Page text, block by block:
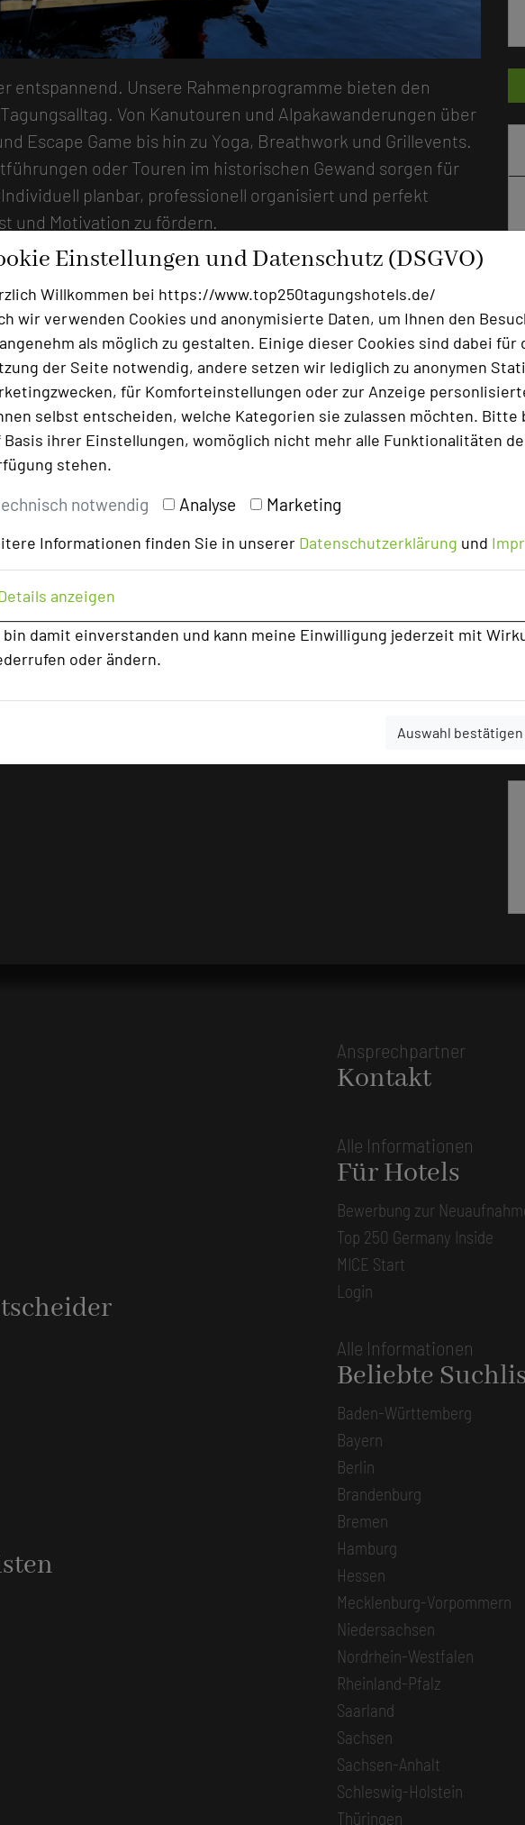
Einstellungen und Datenschutz (DSGVO)
Willkommen bei https://www.top250tagungshotels.de/
wir verwenden Cookies und anonymisierte Daten, um Ihnen den
als möglich zu gestalten. Einige dieser Cookies sind dabei für
der Seite notwendig, andere setzen wir lediglich zu anonymen
für Komforteinstellungen oder zur Anzeige
selbst entscheiden, welche Kategorien sie zulassen möchten. Bitte
Basis ihrer Einstellungen, womöglich nicht mehr alle Funktionalitäten
stehen.
notwendig Analyse Marketing
Informationen finden Sie in unserer Datenschutzerklärung und
anzeigen
bin damit einverstanden und kann meine Einwilligung jederzeit mit
oder ändern.
Auswahl bestätigen
entspannend. Unsere Rahmenprogramme bieten den
Von Kanutouren und Alpakawanderungen über
Escape Game bis hin zu Yoga, Breathwork und Grillevents.
oder Touren im historischen Gewand sorgen für
planbar, professionell organisiert und perfekt
und Motivation zu fördern.
Erholung / Unterhaltung
Ansprechpartner
Kontakt
Alle Informationen
Für Hotels
Bewerbung zur
Top 250 Germany Inside
MICE Start
Login
Alle Informationen
Beliebte
Baden-Württemberg
Bayern
Berlin
Brandenburg
Bremen
Hamburg
Hessen
Mecklenburg-Vorpommern
Niedersachsen
Nordrhein-Westfalen
Rheinland-Pfalz
Saarland
Sachsen
Sachsen-Anhalt
Schleswig-Holstein
Thüringen